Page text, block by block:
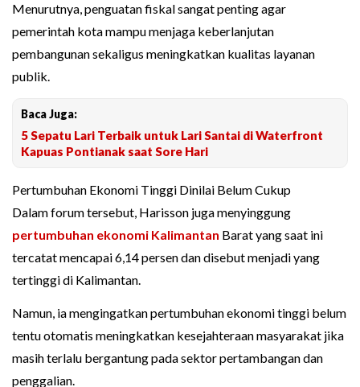
Menurutnya, penguatan fiskal sangat penting agar
pemerintah kota mampu menjaga keberlanjutan
pembangunan sekaligus meningkatkan kualitas layanan
publik.
Baca Juga:
5 Sepatu Lari Terbaik untuk Lari Santai di Waterfront
Kapuas Pontianak saat Sore Hari
Pertumbuhan Ekonomi Tinggi Dinilai Belum Cukup
Dalam forum tersebut, Harisson juga menyinggung
pertumbuhan ekonomi Kalimantan Barat yang saat ini
tercatat mencapai 6,14 persen dan disebut menjadi yang
tertinggi di Kalimantan.
Namun, ia mengingatkan pertumbuhan ekonomi tinggi belum
tentu otomatis meningkatkan kesejahteraan masyarakat jika
masih terlalu bergantung pada sektor pertambangan dan
penggalian.